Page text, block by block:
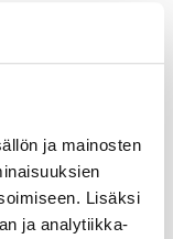
ja mainosten
Lisäksi
ja analytiikka-